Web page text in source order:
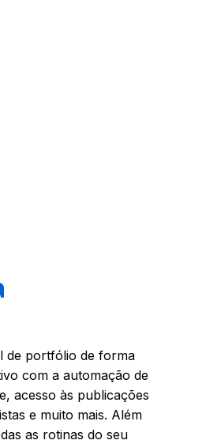
de portfólio de forma
com a automação de
acesso às publicações
e muito mais. Além
as rotinas do seu